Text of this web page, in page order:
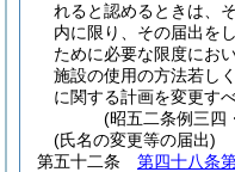
れると認めるときは、
内に限り、その届出を
ために必要な限度にお
施設の使用の方法若し
に関する計画を変更す
(昭五二条例三四
(氏名の変更等の届出)
第五十二条
第四十八条